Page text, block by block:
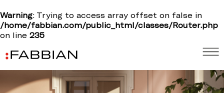
Warning: Trying to access array offset on false in
/home/fabbian.com/public_html/classes/Router.php
on line 235